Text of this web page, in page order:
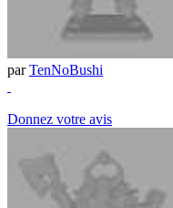
parTenNoBushi
Donnez votre avis